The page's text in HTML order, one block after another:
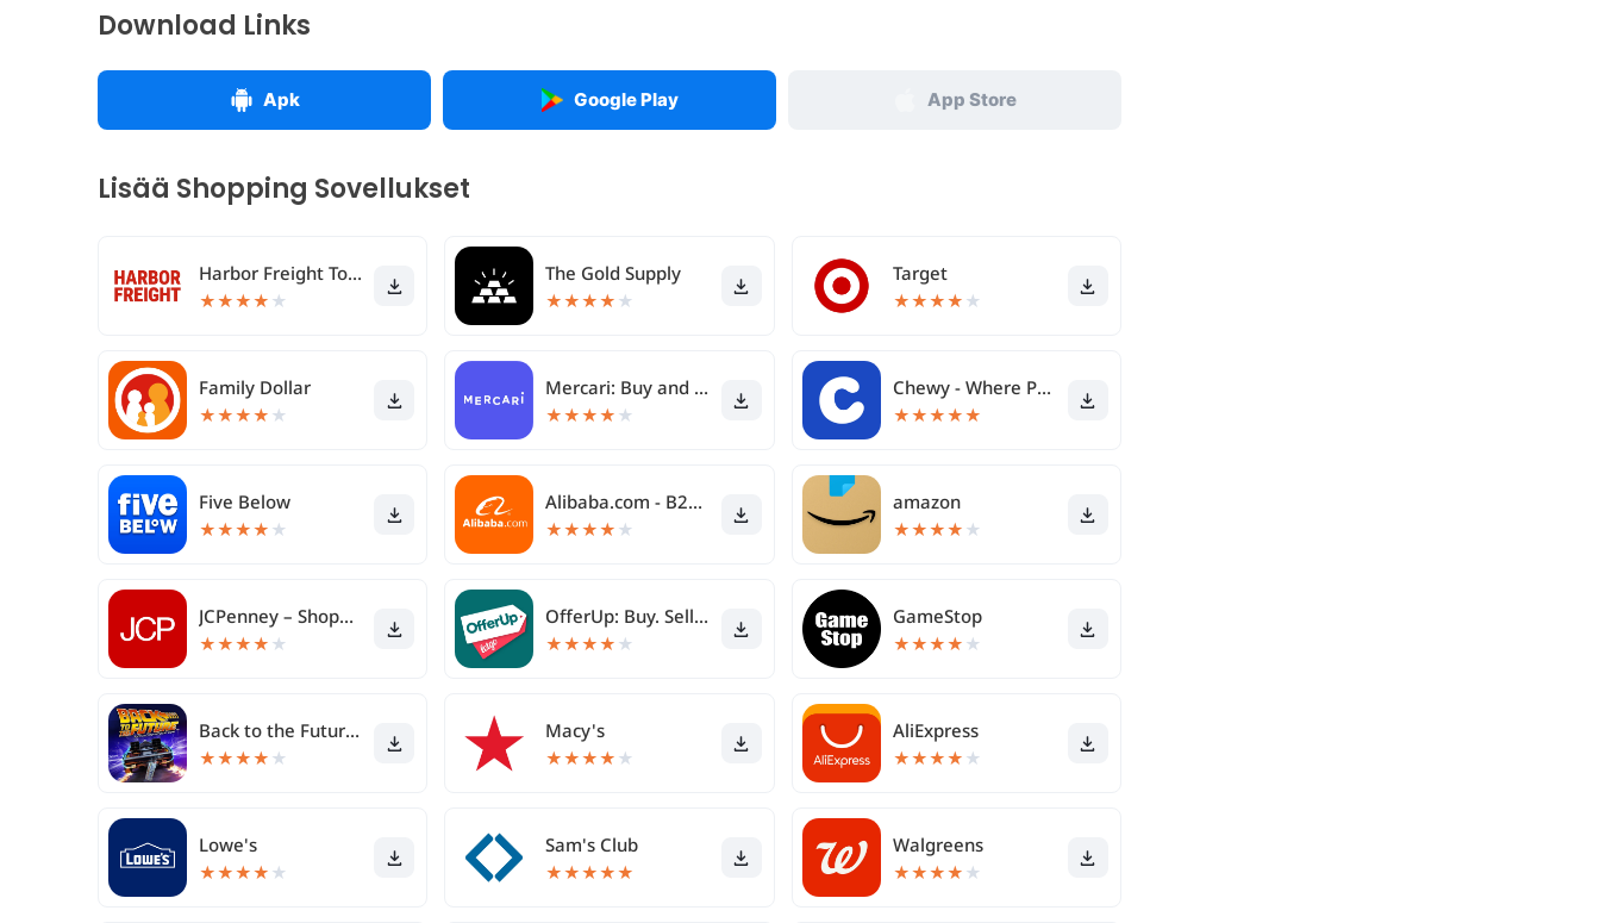
Download Links
Apk Google Play App Store
Lisää Shopping Sovellukset
Harbor Freight Tools
★★★★ ★
The Gold Supply
★★★★ ★
Target
★★★★ ★
Family Dollar
★★★★ ★
Mercari: Buy and Sell App
★★★★ ★
Chewy - Where Pet Lovers Shop
★★★★★
Five Below
★★★★ ★
Alibaba.com - B2B marketplace
★★★★ ★
amazon
★★★★ ★
JCPenney – Shopping & Deals
★★★★ ★
OfferUp: Buy. Sell. Letgo.
★★★★ ★
GameStop
★★★★ ★
Back to the Future™
★★★★ ★
Macy's
★★★★ ★
AliExpress
★★★★ ★
Lowe's
★★★★ ★
Sam's Club
★★★★★
Walgreens
★★★★ ★